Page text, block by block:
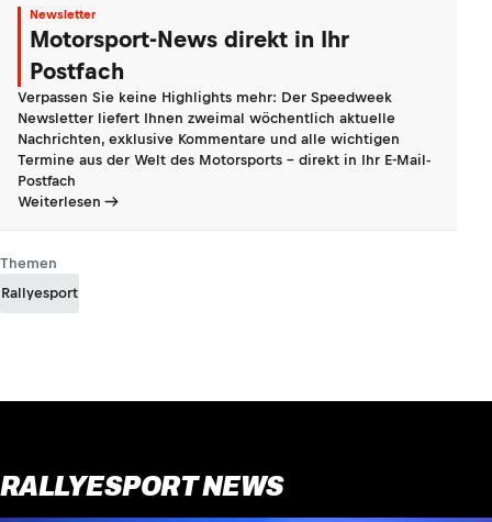
Newsletter
Motorsport-News direkt in Ihr
Postfach
Verpassen Sie keine Highlights mehr: Der Speedweek
Newsletter liefert Ihnen zweimal wöchentlich aktuelle
Nachrichten, exklusive Kommentare und alle wichtigen
Termine aus der Welt des Motorsports - direkt in Ihr E-Mail-
Postfach
Weiterlesen
Themen
Rallyesport
RALLYESPORT NEWS